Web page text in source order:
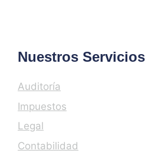
Nuestros Servicios
Auditoría
Impuestos
Legal
Contabilidad